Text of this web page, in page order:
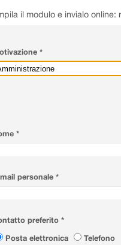
il modulo e invialo
*
*
personale *
preferito *
Posta elettronica
Telefono